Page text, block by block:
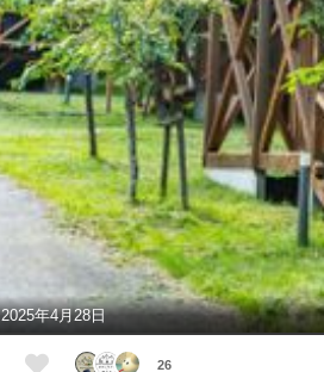
2025年4月28日
26